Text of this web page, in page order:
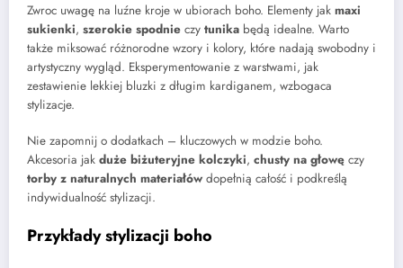
Zwroc uwagę na luźne kroje w ubiorach boho. Elementy jak maxi
sukienki, szerokie spodnie czy tunika będą idealne. Warto
także miksować różnorodne wzory i kolory, które nadają swobodny i
artystyczny wygląd. Eksperymentowanie z warstwami, jak
zestawienie lekkiej bluzki z długim kardiganem, wzbogaca
stylizacje.
Nie zapomnij o dodatkach – kluczowych w modzie boho.
Akcesoria jak duże biżuteryjne kolczyki, chusty na głowę czy
torby z naturalnych materiałów dopełnią całość i podkreślą
indywidualność stylizacji.
Przykłady stylizacji boho